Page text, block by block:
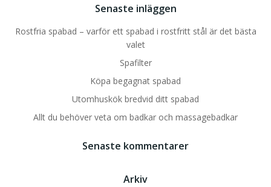
Senaste inläggen
Rostfria spabad – varför ett spabad i rostfritt stål är det bästa
valet
Spafilter
Köpa begagnat spabad
Utomhuskök bredvid ditt spabad
Allt du behöver veta om badkar och massagebadkar
Senaste kommentarer
Arkiv